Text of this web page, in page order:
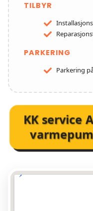
TILBYR
PARKERING
Parkering
KK service